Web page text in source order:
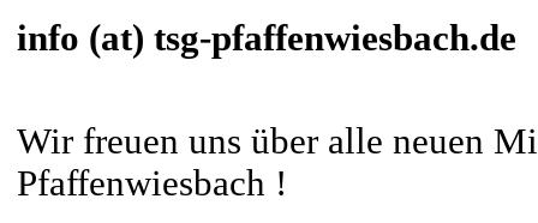
info (at) tsg-pfaffenwiesbach.de
Wir freuen uns über alle neuen
Pfaffenwiesbach !